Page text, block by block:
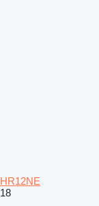
HR12NE
18